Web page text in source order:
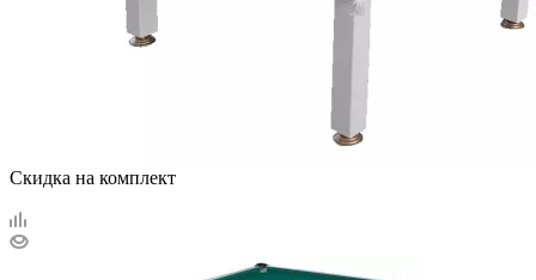
Скидка на комплект